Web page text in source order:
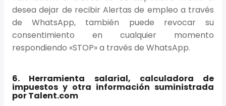
desea dejar de recibir Alertas de empleo a través
de WhatsApp, también puede revocar su
consentimiento en cualquier momento
respondiendo «STOP» a través de WhatsApp.
6. Herramienta salarial, calculadora de
impuestos y otra información suministrada
por Talent.com